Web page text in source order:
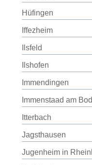
Hüfingen
Iffezheim
Ilsfeld
Ilshofen
Immendingen
Immenstaad am
Itterbach
Jagsthausen
Jugenheim in